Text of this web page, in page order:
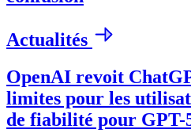
Actualités
OpenAI revoit
limites pour les
de fiabilité pour GPT-